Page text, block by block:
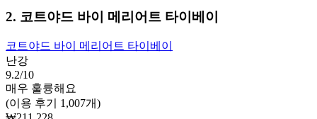
2. 코트야드 바이 메리어트 타이베이
코트야드 바이 메리어트 타이베이
난강
9.2/10
매우 훌륭해요
(이용 후기 1,007개)